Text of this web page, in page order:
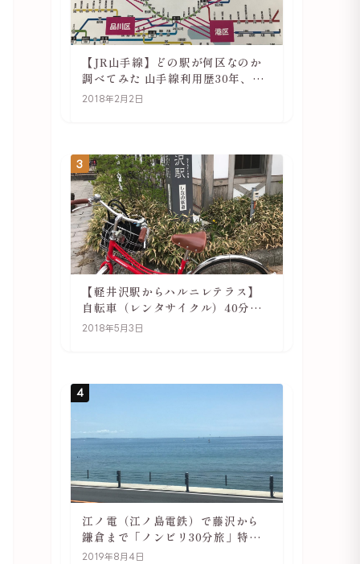
【JR山手線】どの駅が何区なのか
調べてみた 山手線利用歴30年、私
の考察
2018年2月2日
3
【軽井沢駅からハルニレテラス】
自転車（レンタサイクル）40分で
行ける 軽井沢旅行は自転車利用が
2018年5月3日
4
江ノ電（江ノ島電鉄）で藤沢から
鎌倉まで「ノンビリ30分旅」特徴
や駅の様子
2019年8月4日